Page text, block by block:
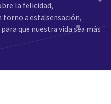
la felicidad,
a esta sensación,
que nuestra vida sea más